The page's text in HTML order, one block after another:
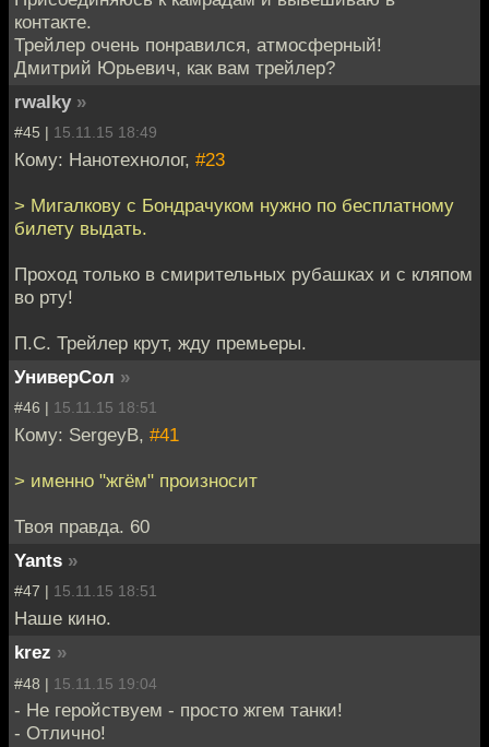
контакте.
Трейлер очень понравился, атмосферный!
Дмитрий Юрьевич, как вам трейлер?
rwalky »
#45 | 15.11.15 18:49
Кому: Нанотехнолог, #23
> Мигалкову с Бондрачуком нужно по бесплатному
билету выдать.
Проход только в смирительных рубашках и с кляпом
во рту!
П.С. Трейлер крут, жду премьеры.
УниверСол »
#46 | 15.11.15 18:51
Кому: SergeyB, #41
> именно "жгём" произносит
Твоя правда. 60
Yants »
#47 | 15.11.15 18:51
Наше кино.
krez »
#48 | 15.11.15 19:04
- Не геройствуем - просто жгем танки!
- Отлично!